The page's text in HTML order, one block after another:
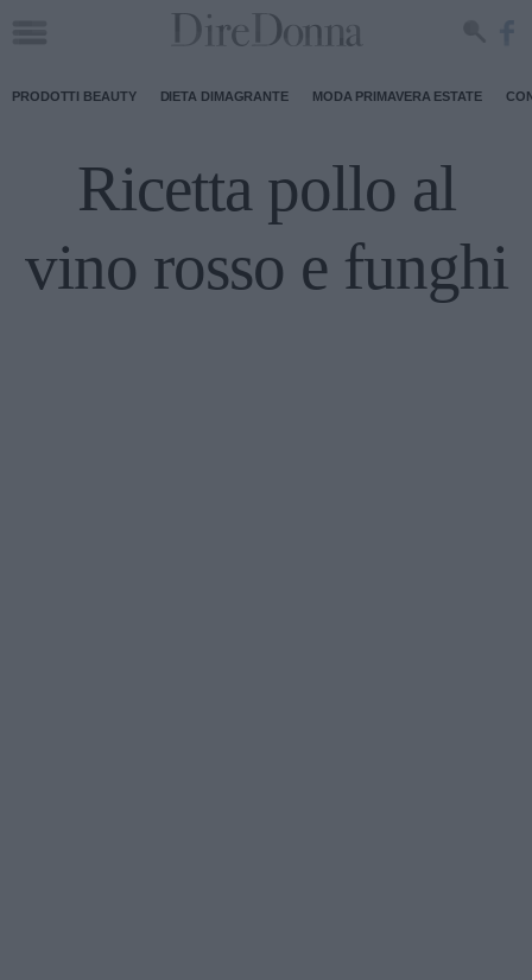
PRODOTTI BEAUTY DIETA DIMAGRANTE MODA PRIMAVERA ESTATE
Ricetta pollo al
vino rosso e funghi